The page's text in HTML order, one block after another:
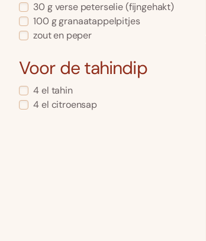
30 g verse peterselie(fijngehakt)
100 ggranaatappelpitjes
zout en peper
Voor de tahindip
4el tahin
4el citroensap